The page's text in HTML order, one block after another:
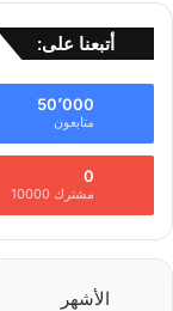
أتبعنا على:
50٬000
متابعون
0
مشترك 10000
الأشهر